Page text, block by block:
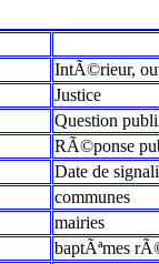
IntÃ©rieur,
Justice
Question
RÃ©ponse
Date de
communes
mairies
baptÃªmes